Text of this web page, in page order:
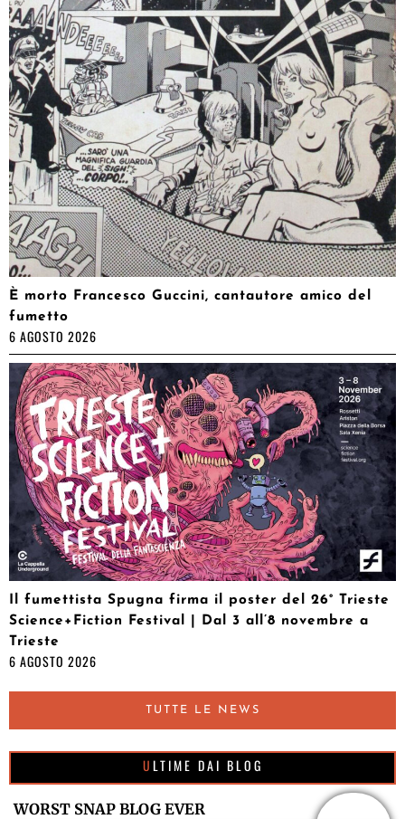
È morto Francesco Guccini, cantautore amico del
fumetto
6 AGOSTO 2026
Il fumettista Spugna firma il poster del 26° Trieste
Science+Fiction Festival | Dal 3 all’8 novembre a
Trieste
6 AGOSTO 2026
TUTTE LE NEWS
ULTIME DAI BLOG
WORST SNAP BLOG EVER